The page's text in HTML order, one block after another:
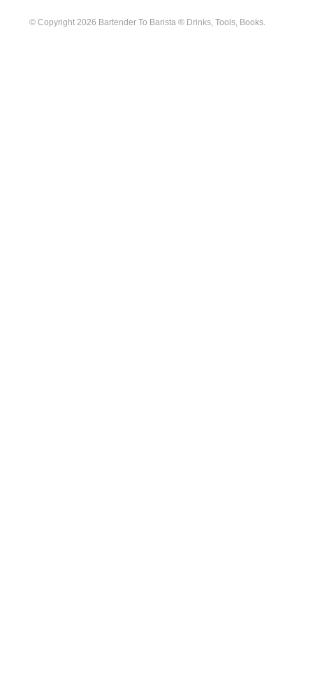
© Copyright 2026 Bartender To Barista ® Drinks, Tools, Books.